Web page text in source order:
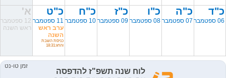
כ"ד
06 ספטמבר
כ"ה
07 ספטמבר
כ"ו
08 ספטמבר
כ"ז
09 ספטמבר
כ"ח
10 ספטמבר
כ"ט
11 ספטמבר
ערב ראש
השנה
כניסת השבת
והחג:18:31
א'
12 ספטמבר
ראש השנה